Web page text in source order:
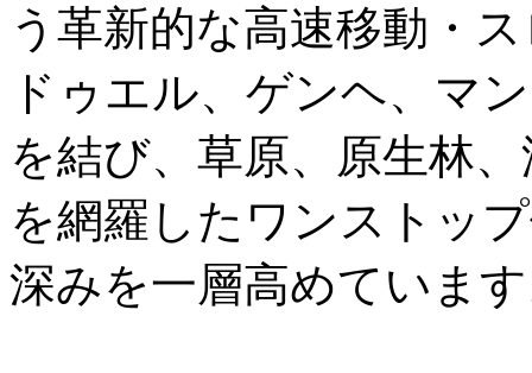
う革新的な高速移動・
ドゥエル、ゲンヘ、マ
を結び、草原、原生林
を網羅したワンストッ
深みを一層高めていま